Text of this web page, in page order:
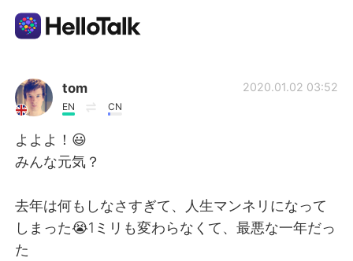
語学交換アプリ
AI Grammar Checker
日本語
English 简体中文
tom
EN CN
2020.01.02 03:52
よよよ！😃
みんな元気？
去年は何もしなさすぎて、人生マンネリになって
しまった😭1ミリも変わらなくて、最悪な一年だっ
た